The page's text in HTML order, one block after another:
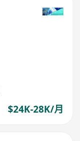
$24K-28K/月